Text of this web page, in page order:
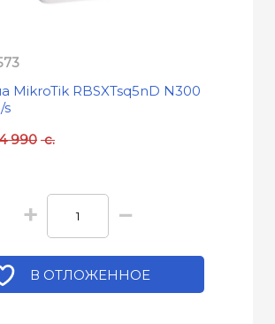
MikroTik RBSXTsq5nD N300
s
990 c.
+ −
В ОТЛОЖЕННОЕ